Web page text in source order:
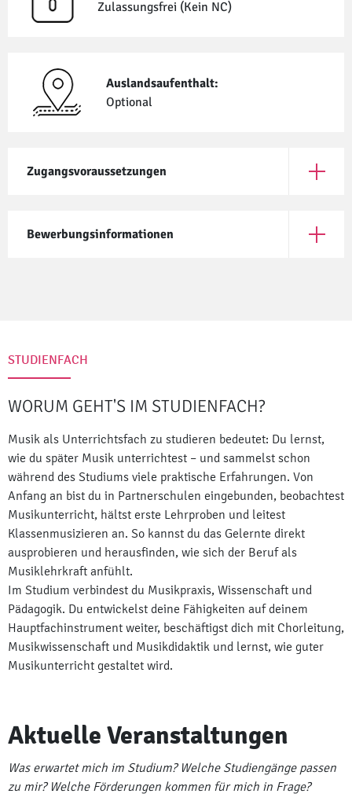
Zulassungsfrei (Kein NC)
Auslandsaufenthalt:
Optional
Zugangsvoraussetzungen
Öffne
Bewerbungsinformationen
Öffne
STUDIENFACH
WORUM GEHT'S IM STUDIENFACH?
Musik als Unterrichtsfach zu studieren bedeutet: Du lernst,
wie du später Musik unterrichtest – und sammelst schon
während des Studiums viele praktische Erfahrungen. Von
Anfang an bist du in Partnerschulen eingebunden, beobachtest
Musikunterricht, hältst erste Lehrproben und leitest
Klassenmusizieren an. So kannst du das Gelernte direkt
ausprobieren und herausfinden, wie sich der Beruf als
Musiklehrkraft anfühlt.
Im Studium verbindest du Musikpraxis, Wissenschaft und
Pädagogik. Du entwickelst deine Fähigkeiten auf deinem
Hauptfachinstrument weiter, beschäftigst dich mit Chorleitung,
Musikwissenschaft und Musikdidaktik und lernst, wie guter
Musikunterricht gestaltet wird.
Aktuelle Veranstaltungen
Was erwartet mich im Studium? Welche Studiengänge passen
zu mir? Welche Förderungen kommen für mich in Frage?